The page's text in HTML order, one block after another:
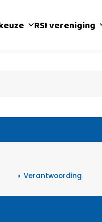
RSI vereniging
Verantwoording